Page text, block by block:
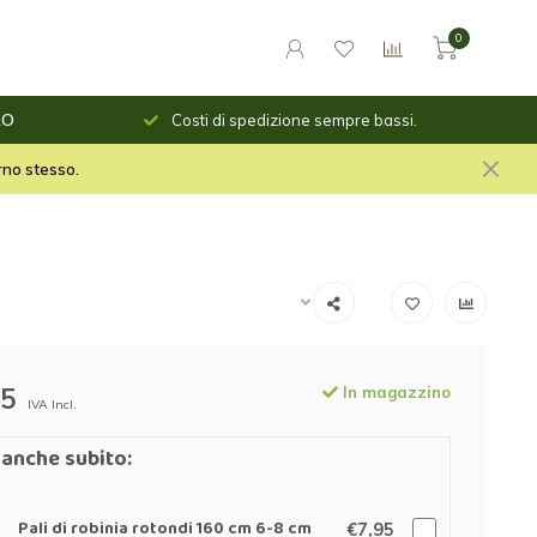
0
per il fuoco e stuf per
Costi di spedizione sempre bassi.
stesso.
IVA Incl.
In magazzino
subito:
Pali di robinia rotondi 160 cm 6-8 cm €7,95